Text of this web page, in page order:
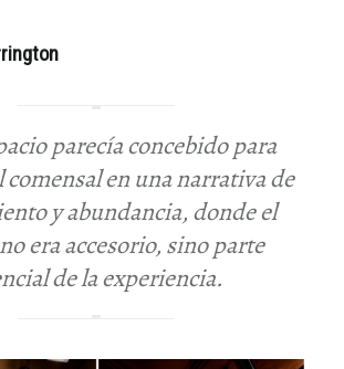
parecía concebido para
comensal en una narrativa de
y abundancia, donde el
era accesorio, sino parte
de la experiencia.